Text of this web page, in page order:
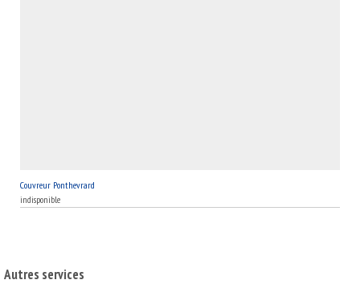
Couvreur Ponthevrard
indisponible
Autres services